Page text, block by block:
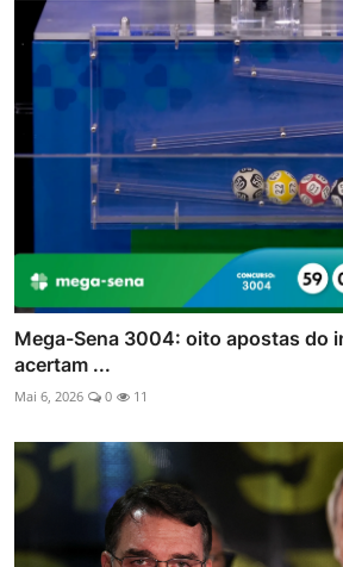
Mega-Sena 3004: oito apostas do
acertam ...
Mai 6, 2026 0 11